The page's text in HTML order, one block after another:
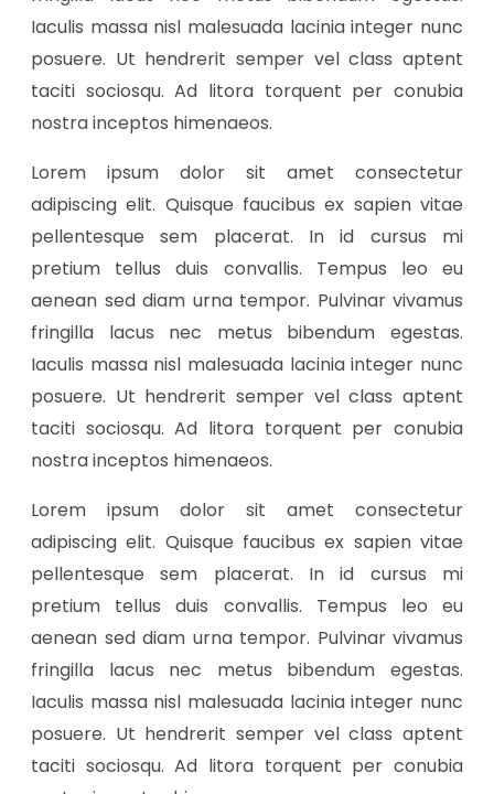
Iaculis massa nisl malesuada lacinia integer nunc
posuere. Ut hendrerit semper vel class aptent
taciti sociosqu. Ad litora torquent per conubia
nostra inceptos himenaeos.
Lorem ipsum dolor sit amet consectetur
adipiscing elit. Quisque faucibus ex sapien vitae
pellentesque sem placerat. In id cursus mi
pretium tellus duis convallis. Tempus leo eu
aenean sed diam urna tempor. Pulvinar vivamus
fringilla lacus nec metus bibendum egestas.
Iaculis massa nisl malesuada lacinia integer nunc
posuere. Ut hendrerit semper vel class aptent
taciti sociosqu. Ad litora torquent per conubia
nostra inceptos himenaeos.
Lorem ipsum dolor sit amet consectetur
adipiscing elit. Quisque faucibus ex sapien vitae
pellentesque sem placerat. In id cursus mi
pretium tellus duis convallis. Tempus leo eu
aenean sed diam urna tempor. Pulvinar vivamus
fringilla lacus nec metus bibendum egestas.
Iaculis massa nisl malesuada lacinia integer nunc
posuere. Ut hendrerit semper vel class aptent
taciti sociosqu. Ad litora torquent per conubia